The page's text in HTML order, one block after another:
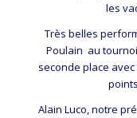
les
Très belles
Poulain au
seconde place avec
Alain Luco, notre